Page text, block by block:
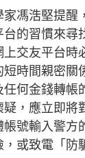
馮浩堅提醒
的習慣來尋
上交友平台時
時間親密關
何金錢轉帳
，應立即將
號輸入警方
或致電「防